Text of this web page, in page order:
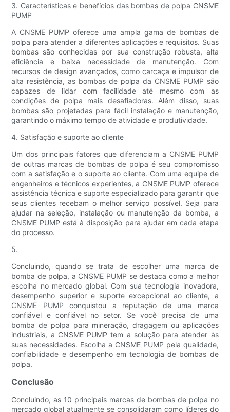
3. Características e benefícios das bombas de polpa CNSME
PUMP
A CNSME PUMP oferece uma ampla gama de bombas de
polpa para atender a diferentes aplicações e requisitos. Suas
bombas são conhecidas por sua construção robusta, alta
eficiência e baixa necessidade de manutenção. Com
recursos de design avançados, como carcaça e impulsor de
alta resistência, as bombas de polpa da CNSME PUMP são
capazes de lidar com facilidade até mesmo com as
condições de polpa mais desafiadoras. Além disso, suas
bombas são projetadas para fácil instalação e manutenção,
garantindo o máximo tempo de atividade e produtividade.
4. Satisfação e suporte ao cliente
Um dos principais fatores que diferenciam a CNSME PUMP
de outras marcas de bombas de polpa é seu compromisso
com a satisfação e o suporte ao cliente. Com uma equipe de
engenheiros e técnicos experientes, a CNSME PUMP oferece
assistência técnica e suporte especializado para garantir que
seus clientes recebam o melhor serviço possível. Seja para
ajudar na seleção, instalação ou manutenção da bomba, a
CNSME PUMP está à disposição para ajudar em cada etapa
do processo.
5.
Concluindo, quando se trata de escolher uma marca de
bomba de polpa, a CNSME PUMP se destaca como a melhor
escolha no mercado global. Com sua tecnologia inovadora,
desempenho superior e suporte excepcional ao cliente, a
CNSME PUMP conquistou a reputação de uma marca
confiável e confiável no setor. Se você precisa de uma
bomba de polpa para mineração, dragagem ou aplicações
industriais, a CNSME PUMP tem a solução para atender às
suas necessidades. Escolha a CNSME PUMP pela qualidade,
confiabilidade e desempenho em tecnologia de bombas de
polpa.
Conclusão
Concluindo, as 10 principais marcas de bombas de polpa no
mercado global atualmente se consolidaram como líderes do